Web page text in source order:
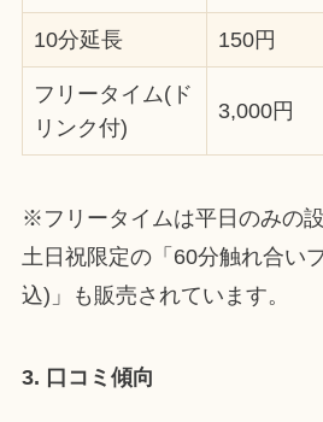
10分延長 150円
フリータイム(ド
リンク付)
3,000円
※フリータイムは平日のみの
土日祝限定の「60分触れ合い
込)」も販売されています。
3. 口コミ傾向